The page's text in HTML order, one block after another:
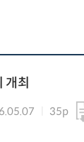
개최
35p